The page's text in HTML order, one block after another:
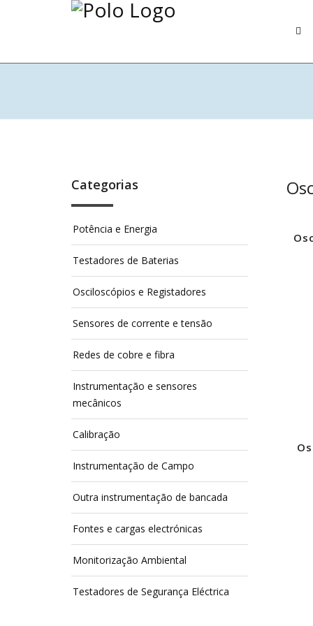
Categorias
Potência e Energia
Testadores de Baterias
Osciloscópios e Registadores
Sensores de corrente e tensão
Redes de cobre e fibra
Instrumentação e sensores
mecânicos
Calibração
Instrumentação de Campo
Outra instrumentação de bancada
Fontes e cargas electrónicas
Monitorização Ambiental
Testadores de Segurança Eléctrica